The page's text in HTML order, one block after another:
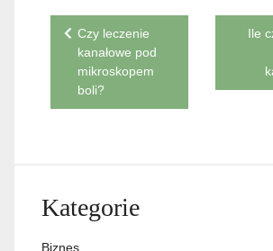
Nawigacja
wpisu
Czy leczenie
kanałowe pod
mikroskopem
boli?
Ile
Kategorie
Biznes